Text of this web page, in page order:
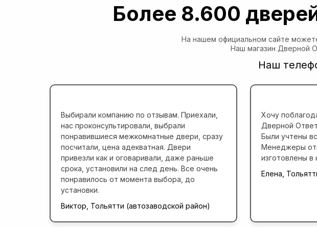
Более 8.600
На нашем официальном сайте
Наш магазин Дверной
Наш
Выбирали компанию по отзывам. Приехали,
нас проконсультировали, выбрали
понравившиеся межкомнатные двери, сразу
посчитали, цена адекватная. Двери
привезли как и оговаривали, даже раньше
срока, установили на след день. Все очень
понравилось от момента выбора, до
установки.
Виктор, Тольятти (автозаводской район)
Хочу
Дверной
Были учтены
Менеджеры
изготовлены в
Елена,